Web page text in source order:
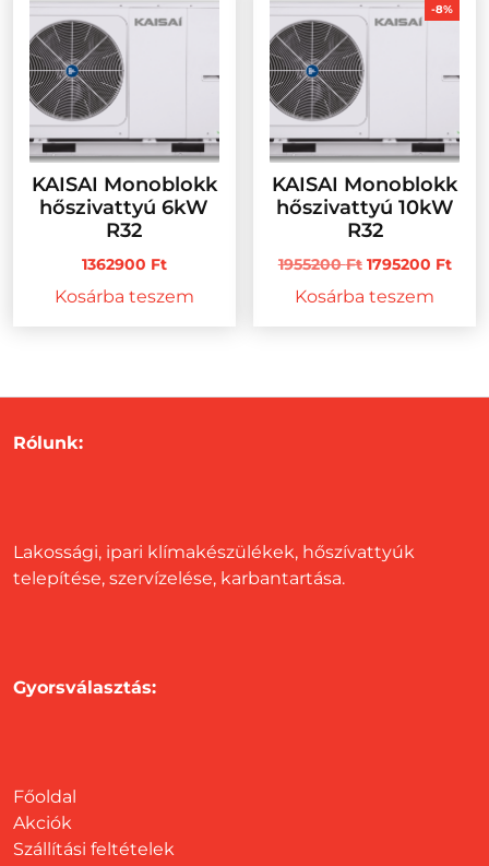
KAISAI Monoblokk
hőszivattyú 6kW
R32
1362900 Ft
Kosárba teszem
-8%
KAISAI Monoblokk
hőszivattyú 10kW
R32
1955200Ft Original
price
1795200 Ft
Kosárba teszem
Rólunk:
Lakossági, ipari klímakészülékek, hőszívattyúk
telepítése, szervízelése, karbantartása.
Gyorsválasztás:
Főoldal
Akciók
Szállítási feltételek